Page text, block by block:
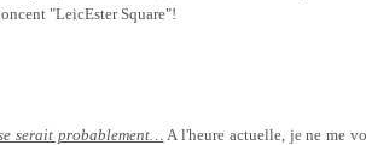
"LeicEster Square"!
serait probablement… A l'heure actuelle, je ne me